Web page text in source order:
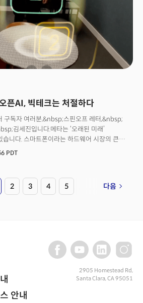
픈AI, 빅테크는 처절하다
구독자 여러분,&nbsp;스핀오프 레터,&nbsp;
김세진입니다.메타는 ‘오래된 미래’
니다. 스마트폰이라는 하드웨어 시장의 큰
등 앱으로 소셜미디어(SNS) 시대를 열었던
스트 스마트폰, 인공지능(AI) 기기를 직접
Connect) 2024’에서 첫번째 AR(증강현실)
께 메타 퀘스트 3S, 메타 레이벤 안경 업데이트
니다.&nbsp;차세대 스마트폰을 이을 기기로
습을 보였죠. 메타의 주요 확장현실(XR) 사업은
트웨어, 프리미엄 대신 중저가 헤드셋입니다.
), 공간컴퓨팅 등을 아우르는 개념입니다.&nbsp;
효율을 극대화하기 위해 관리 직군을
찾기에 나섰습니다. 오픈AI는 영리 부분을
는 기업이라는 스스로 만든 감옥을 없애려
PDT
2 3 4 5 다음
안내
2905 Homestead Rd,
Santa Clara, CA 95051